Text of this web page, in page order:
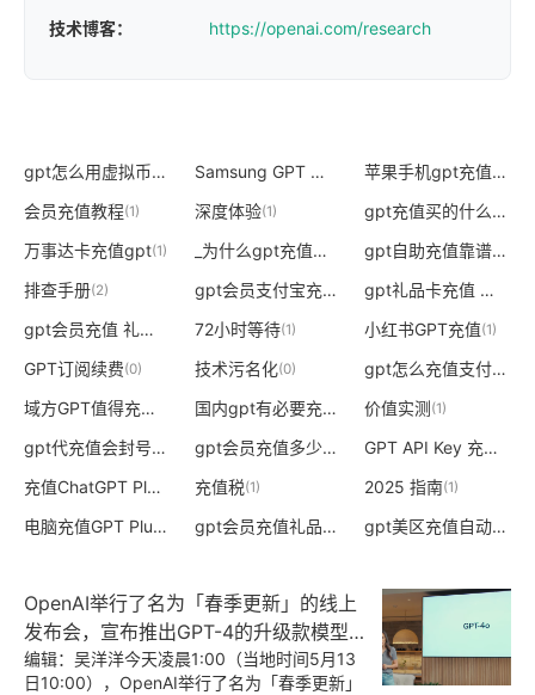
技术博客：
https://openai.com/research
gpt怎么用虚拟币充值 (1) Samsung GPT 避坑指南 (0)
苹果手机gpt充值方法详细
会员充值教程(1) 深度体验(1) gpt充值买的什么服务
万事达卡充值gpt(1) _为什么gpt充值会员失败 (1) gpt自助充值靠谱吗
排查手册(2) gpt会员支付宝充值 gpt礼品卡充值 安卓
gpt会员充值 礼品卡 72小时等待(1) 小红书GPT充值(1)
GPT订阅续费(0) 技术污名化(0) gpt怎么充值支付宝
域方GPT值得充值吗 国内gpt有必要充值吗 (1)
价值实测(1)
gpt代充值会封号吗 gpt会员充值多少钱 GPT API Key 充值
充值ChatGPT Plus 充值税(1) 2025 指南(1)
电脑充值GPT Plus(0) gpt会员充值礼品卡 gpt美区充值自动续
OpenAI举行了名为「春季更新」的线上
发布会，宣布推出GPT-4的升级款模型G
PT-4o
编辑：吴洋洋今天凌晨1:00（当地时间5月13
日10:00），OpenAI举行了名为「春季更新」